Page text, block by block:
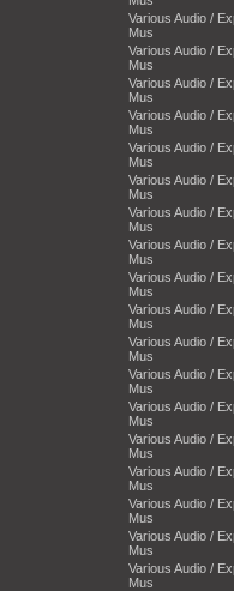
Various Audio /
Mus
Various Audio /
Mus
Various Audio /
Mus
Various Audio /
Mus
Various Audio /
Mus
Various Audio /
Mus
Various Audio /
Mus
Various Audio /
Mus
Various Audio /
Mus
Various Audio /
Mus
Various Audio /
Mus
Various Audio /
Mus
Various Audio /
Mus
Various Audio /
Mus
Various Audio /
Mus
Various Audio /
Mus
Various Audio /
Mus
Various Audio /
Mus